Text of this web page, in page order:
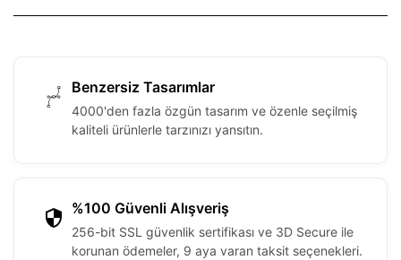
Benzersiz Tasarımlar
4000'den fazla özgün tasarım ve özenle seçilmiş
kaliteli ürünlerle tarzınızı yansıtın.
%100 Güvenli Alışveriş
256-bit SSL güvenlik sertifikası ve 3D Secure ile
korunan ödemeler, 9 aya varan taksit seçenekleri.